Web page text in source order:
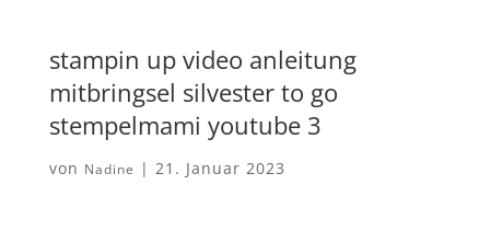
stampin up video anleitung
mitbringsel silvester to go
stempelmami youtube 3
von Nadine | 21. Januar 2023